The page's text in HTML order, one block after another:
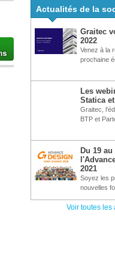
Actualités de la
Graitec
2022
Venez à la
prochaine
Les
Statica
Graitec,
BTP et
Du 19
2021
Soyez les
nouvelles
Voir toutes les